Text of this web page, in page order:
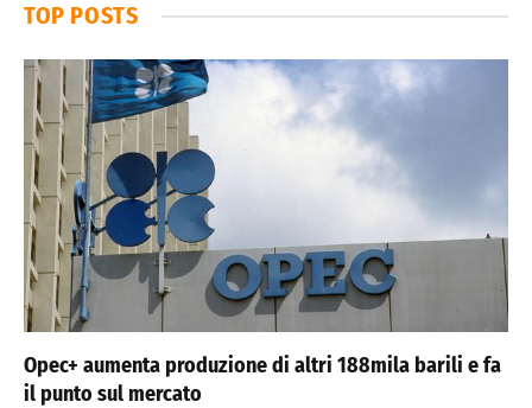
TOP POSTS
Opec+ aumenta produzione di altri 188mila barili e fa
il punto sul mercato